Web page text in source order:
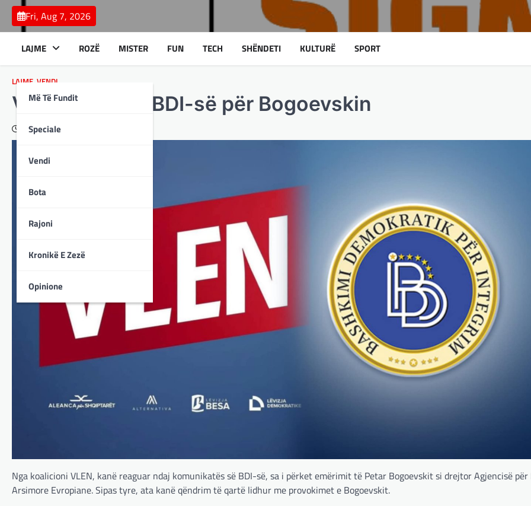
Skip
content
Fri, Aug 7, 2026
LAJME
Më Të Fundit
Speciale
Vendi
Bota
Rajoni
Kronikë E Zezë
Opinione
ROZË MISTER FUN TECH SHËNDETI KULTURË SPORT
LAJME VENDI
VLEN i reagon BDI-së për Bogoevskin
April 10, 2025
Nga koalicioni VLEN, kanë reaguar ndaj komunikatës së BDI-së, sa i përket emërimit të Petar Bogoevskit si drejtor Agjencisë për
Arsimore Evropiane. Sipas tyre, ata kanë qëndrim të qartë lidhur me provokimet e Bogoevskit.